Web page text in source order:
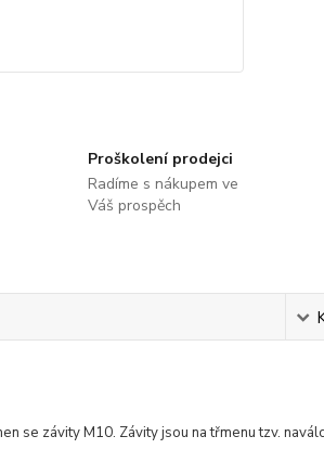
Proškolení prodejci
Radíme s nákupem ve
Váš prospěch
se závity M10. Závity jsou na třmenu tzv.